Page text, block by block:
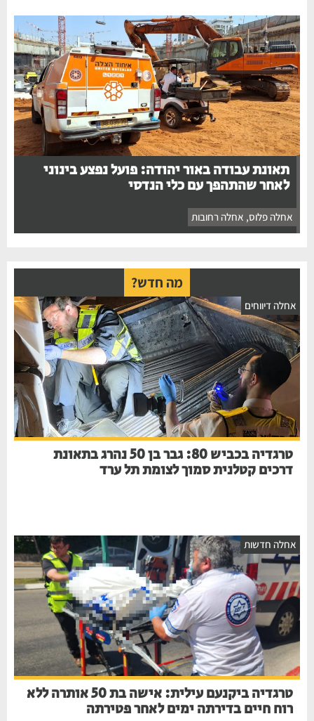
תאונת עבודה באור יהודה: פועל נפצע בינוני
לאחר שהתהפך עם כלי הנדסי
אחלה פלוס, אחלה רחובות
מה חדש?
אחלה דיווחים
טרגדיה בכביש 80: גבר בן 50 נהרג בתאונת
דרכים קטלנית סמוך לצומת תל ערד
אחלה חדשות
טרגדיה ביקנעם עילית: אישה בת 50 אותרה ללא
רוח חיים בדירתה ימים לאחר פטירתה